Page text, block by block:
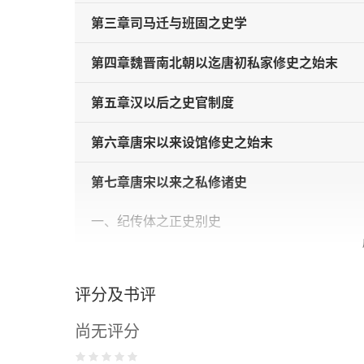
第三章司马迁与班固之史学
第四章魏晋南北朝以迄唐初私家修史之始末
第五章汉以后之史官制度
第六章唐宋以来设馆修史之始末
第七章唐宋以来之私修诸史
一、纪传体之正史别史
三、以事为纲之纪事本末
四、属于典志之通史专史
评分及书评
尚无评分